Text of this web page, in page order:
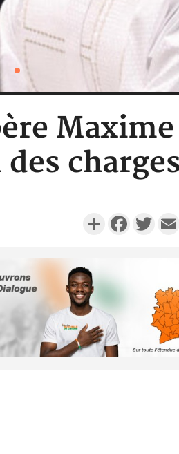
charges
PartagerFacebook
Côte
Alassane
la